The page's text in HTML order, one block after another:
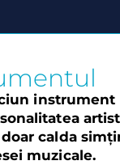
calda
muzicale.